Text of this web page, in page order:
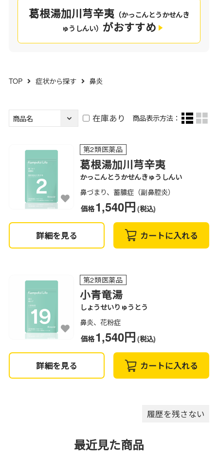
適しています。
あなたの鼻炎の状態をチェックしてみませんか。
よりチェックの多いものや、一番気になる症状が
葛根湯加川芎辛夷 （かっこんとうかせんき
ゅうしんい） がおすすめ
TOP 症状から探す 鼻炎
在庫あり 商品表示方法：
第2類医薬品
葛根湯加川芎辛夷
かっこんとうかせんきゅうしんい
鼻づまり、蓄膿症（副鼻腔炎）
価格1,540円 (税込)
詳細を見る カートに入れる
第2類医薬品
小青竜湯
しょうせいりゅうとう
鼻炎、花粉症
価格1,540円 (税込)
詳細を見る カートに入れる
履歴を残さない
最近見た商品